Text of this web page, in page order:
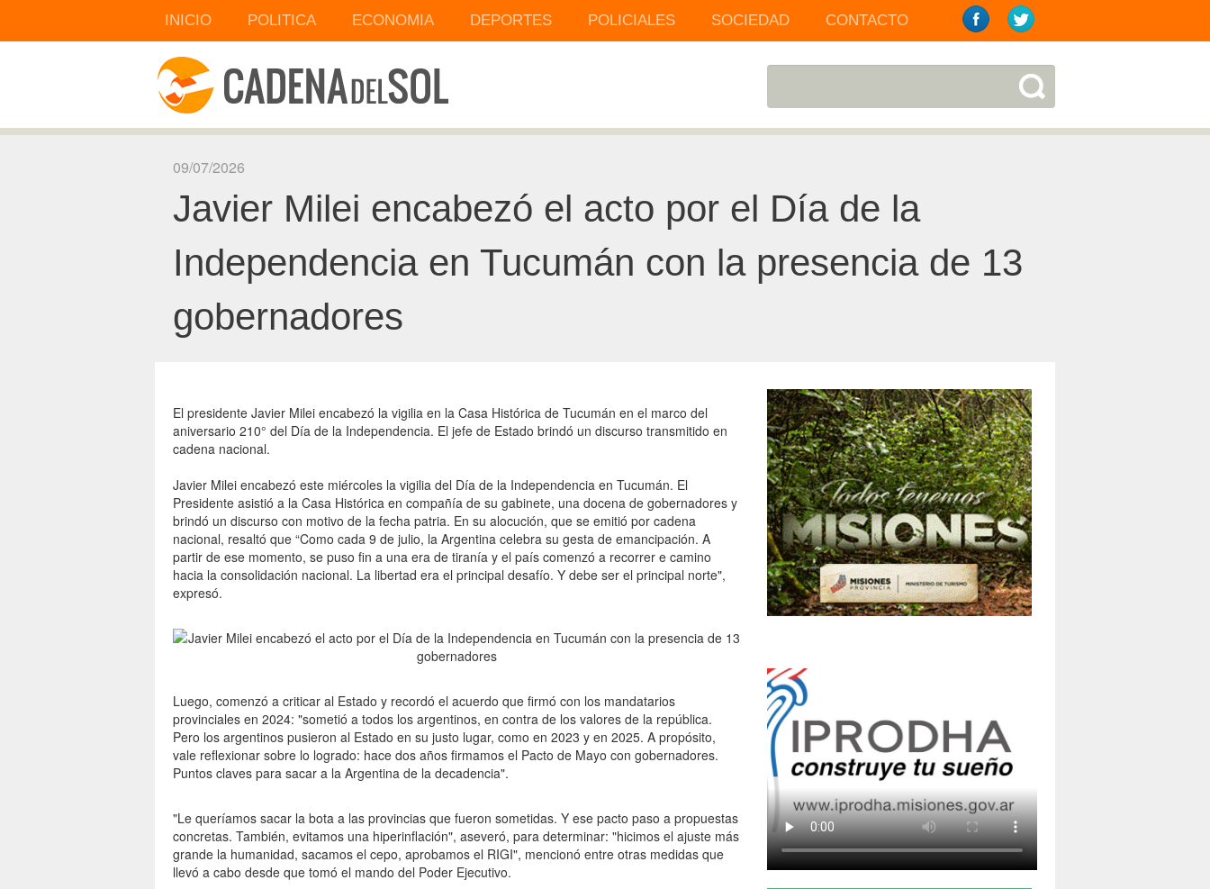
INICIO POLITICA ECONOMIA DEPORTES POLICIALES SOCIEDAD CONTACTO
09/07/2026
Javier Milei encabezó el acto por el Día de la
Independencia en Tucumán con la presencia de 13
gobernadores
El presidente Javier Milei encabezó la vigilia en la Casa Histórica de Tucumán en el marco del
aniversario 210° del Día de la Independencia. El jefe de Estado brindó un discurso transmitido en
cadena nacional.
Javier Milei encabezó este miércoles la vigilia del Día de la Independencia en Tucumán. El
Presidente asistió a la Casa Histórica en compañía de su gabinete, una docena de gobernadores y
brindó un discurso con motivo de la fecha patria. En su alocución, que se emitió por cadena
nacional, resaltó que “Como cada 9 de julio, la Argentina celebra su gesta de emancipación. A
partir de ese momento, se puso fin a una era de tiranía y el país comenzó a recorrer e camino
hacia la consolidación nacional. La libertad era el principal desafío. Y debe ser el principal norte",
expresó.
Luego, comenzó a criticar al Estado y recordó el acuerdo que firmó con los mandatarios
provinciales en 2024: "sometió a todos los argentinos, en contra de los valores de la república.
Pero los argentinos pusieron al Estado en su justo lugar, como en 2023 y en 2025. A propósito,
vale reflexionar sobre lo logrado: hace dos años firmamos el Pacto de Mayo con gobernadores.
Puntos claves para sacar a la Argentina de la decadencia".
"Le queríamos sacar la bota a las provincias que fueron sometidas. Y ese pacto paso a propuestas
concretas. También, evitamos una hiperinflación", aseveró, para determinar: "hicimos el ajuste más
grande la humanidad, sacamos el cepo, aprobamos el RIGI", mencionó entre otras medidas que
llevó a cabo desde que tomó el mando del Poder Ejecutivo.